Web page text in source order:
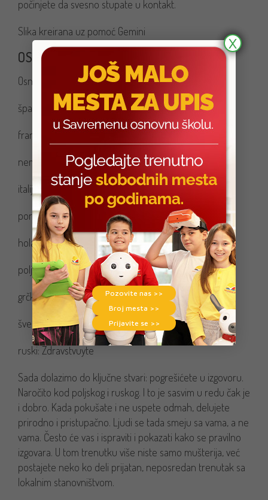
počinjete da svesno stupate u kontakt.
Slika kreirana uz pomoć Gemini
OSNOVNI POZDRAVI
Osnovni pozdravi:
španski: Hola
francuski: Bonjour
nemački: Hallo
italijanski: Ciao
portugalski: Olá
holandski: Hallo
poljski: Dzień dobry
grčki: Yassou
švedski: Hej
ruski: Zdravstvuyte
Sada dolazimo do ključne stvari: pogrešićete u izgovoru.
Naročito kod poljskog i ruskog. I to je sasvim u redu čak je
i dobro. Kada pokušate i ne uspete odmah, delujete
prirodno i pristupačno. Ljudi se tada smeju sa vama, a ne
vama. Često će vas i ispraviti i pokazati kako se pravilno
izgovara. U tom trenutku više niste samo mušterija, već
postajete neko ko deli prijatan, neposredan trenutak sa
lokalnim stanovništvom.
Pozovite nas >>
Broj mesta >>
Prijavite se >>
X